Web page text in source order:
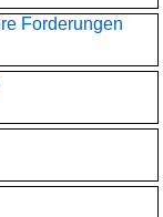
Forderungen